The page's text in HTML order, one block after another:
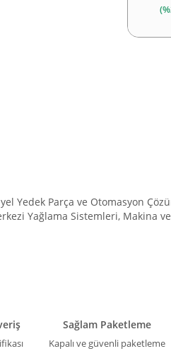
Yedek Parça ve Otomasyon
Yağlama Sistemleri, Makina
Sağlam Paketleme
Kapalı ve güvenli paketleme